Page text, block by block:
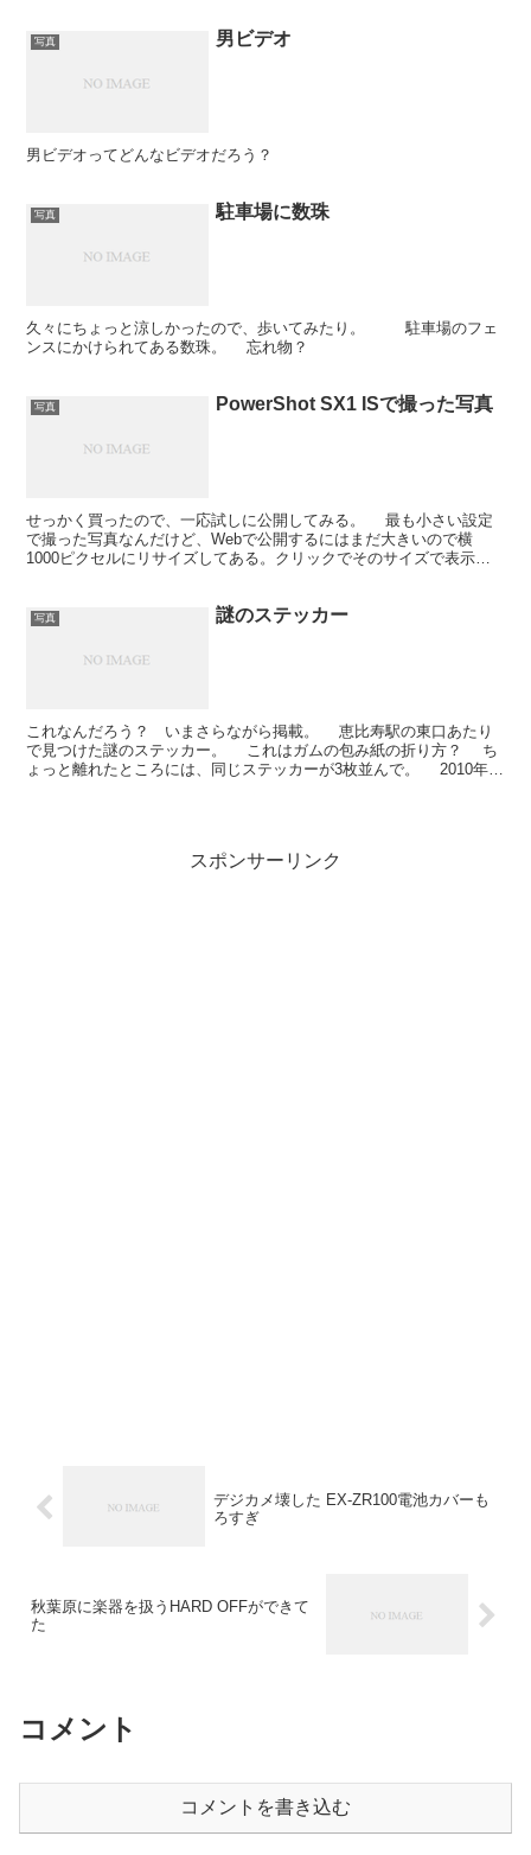
写真 男ビデオ
男ビデオってどんなビデオだろう？
写真 駐車場に数珠
久々にちょっと涼しかったので、歩いてみたり。 駐車場のフェ
ンスにかけられてある数珠。 忘れ物？
写真 PowerShot SX1 ISで撮った写真
せっかく買ったので、一応試しに公開してみる。 最も小さい設定
で撮った写真なんだけど、Webで公開するにはまだ大きいので横
1000ピクセルにリサイズしてある。クリックでそのサイズで表示に
写真 謎のステッカー
これなんだろう？ いまさらながら掲載。 恵比寿駅の東口あたり
で見つけた謎のステッカー。 これはガムの包み紙の折り方？ ち
ょっと離れたところには、同じステッカーが3枚並んで。 2010年の
スポンサーリンク
デジカメ壊した EX-ZR100電池カバーも
ろすぎ
秋葉原に楽器を扱うHARD OFFができて
た
コメント
コメントを書き込む